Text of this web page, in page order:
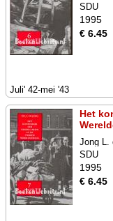
SDU
1995
€ 6.45
Juli' 42-mei '43
Het
Jong L.
SDU
1995
€ 6.45